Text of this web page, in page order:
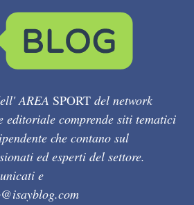
AREA SPORT del network
editoriale comprende siti tematici
che contano sul
ed esperti del settore.
e